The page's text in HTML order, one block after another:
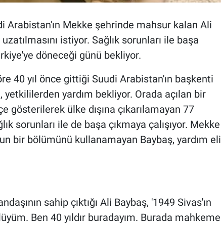
Arabistan'ın Mekke şehrinde mahsur kalan Ali
istiyor. Sağlık sorunları ile başa
döneceği günü bekliyor.
40 yıl önce gittiği Suudi Arabistan'ın başkenti
yardım bekliyor. Orada açılan bir
gösterilerek ülke dışına çıkarılamayan 77
sorunları ile de başa çıkmaya çalışıyor. Mekke
bir bölümünü kullanamayan Baybaş, yardım eli
sahip çıktığı Ali Baybaş, '1949 Sivas'ın
Ben 40 yıldır buradayım. Burada mahkeme